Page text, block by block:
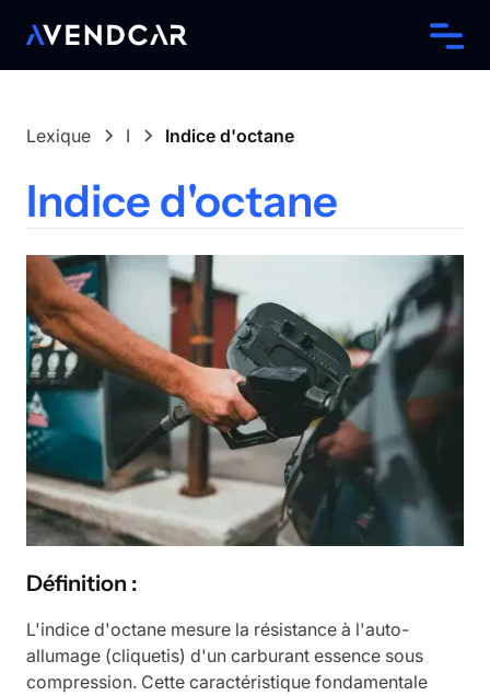
Lexique I Indice d'octane
Indice d'octane
Définition :
L'indice d'octane mesure la résistance à l'auto-
allumage (cliquetis) d'un carburant essence sous
compression. Cette caractéristique fondamentale